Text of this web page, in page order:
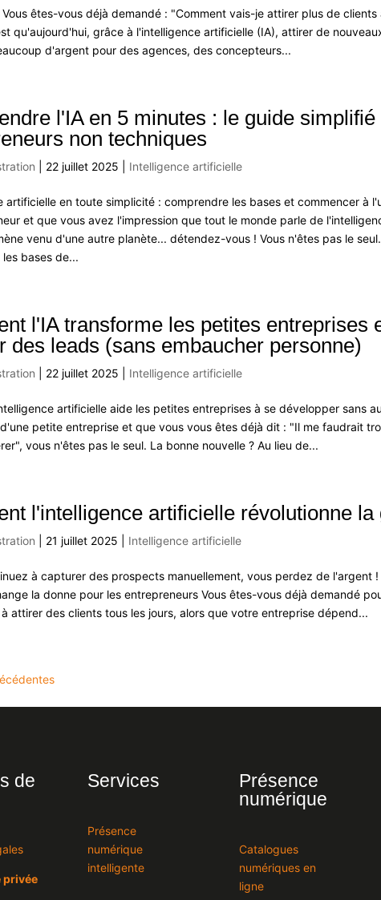
êtes-vous déjà demandé : "Comment vais-je attirer plus de
qu'aujourd'hui, grâce à l'intelligence artificielle (IA), attirer de
d'argent pour des agences, des concepteurs...
l'IA en 5 minutes : le guide simplifié
non techniques
22 juillet 2025 Intelligence artificielle
artificielle en toute simplicité : comprendre les bases et commencer à
et que vous avez l'impression que tout le monde parle de
venu d'une autre planète... détendez-vous ! Vous n'êtes pas le
bases de...
l'IA transforme les petites entreprises
des leads (sans embaucher personne)
22 juillet 2025 Intelligence artificielle
artificielle aide les petites entreprises à se développer sans
petite entreprise et que vous vous êtes déjà dit : "Il me faudrait
vous n'êtes pas le seul. La bonne nouvelle ? Au lieu de...
l'intelligence artificielle révolutionne la
21 juillet 2025 Intelligence artificielle
à capturer des prospects manuellement, vous perdez de l'argent
la donne pour les entrepreneurs Vous êtes-vous déjà demandé
attirer des clients tous les jours, alors que votre entreprise dépend...
de
privée
Services
Présence
numérique
intelligente
Présence
numérique
Catalogues
numériques en
ligne